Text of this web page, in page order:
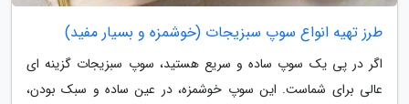
طرز تهیه انواع سوپ سبزیجات (خوشمزه و بسیار مفید)
اگر در پی یک سوپ ساده و سریع هستید، سوپ سبزیجات گزینه ای
عالی برای شماست. این سوپ خوشمزه، در عین ساده و سبک بودن،